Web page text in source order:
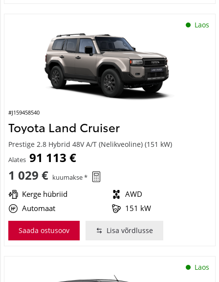
Laos
#J159458540
Toyota Land Cruiser
Prestige 2.8 Hybrid 48V A/T (Nelikveoline) (151 kW)
Alates 91 113 €
1 029 € kuumakse *
Kerge hübriid
AWD
Automaat
151 kW
Saada ostusoov Lisa võrdlusse
Laos